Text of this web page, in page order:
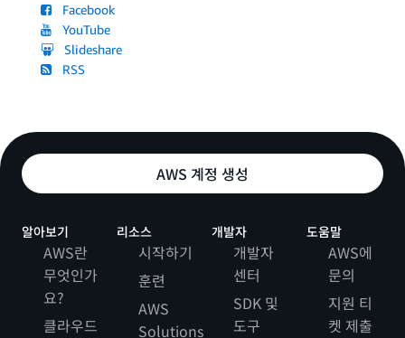
Facebook
YouTube
Slideshare
RSS
AWS 계정 생성
알아보기
AWS란
무엇인가
요?
클라우드
리소스
시작하기
훈련
AWS
Solutions
개발자
개발자
센터
SDK 및
도구
도움말
AWS에
문의
지원 티
켓 제출